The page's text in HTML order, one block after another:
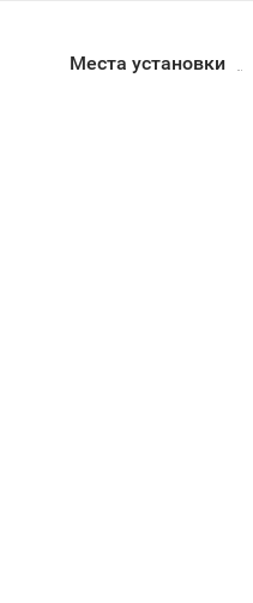
Места установки